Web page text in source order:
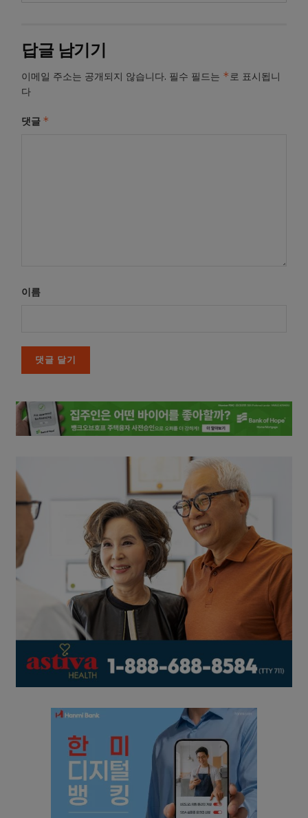
답글 남기기
이메일 주소는 공개되지 않습니다. 필수 필드는 *로 표시됩니
다
댓글 *
이름